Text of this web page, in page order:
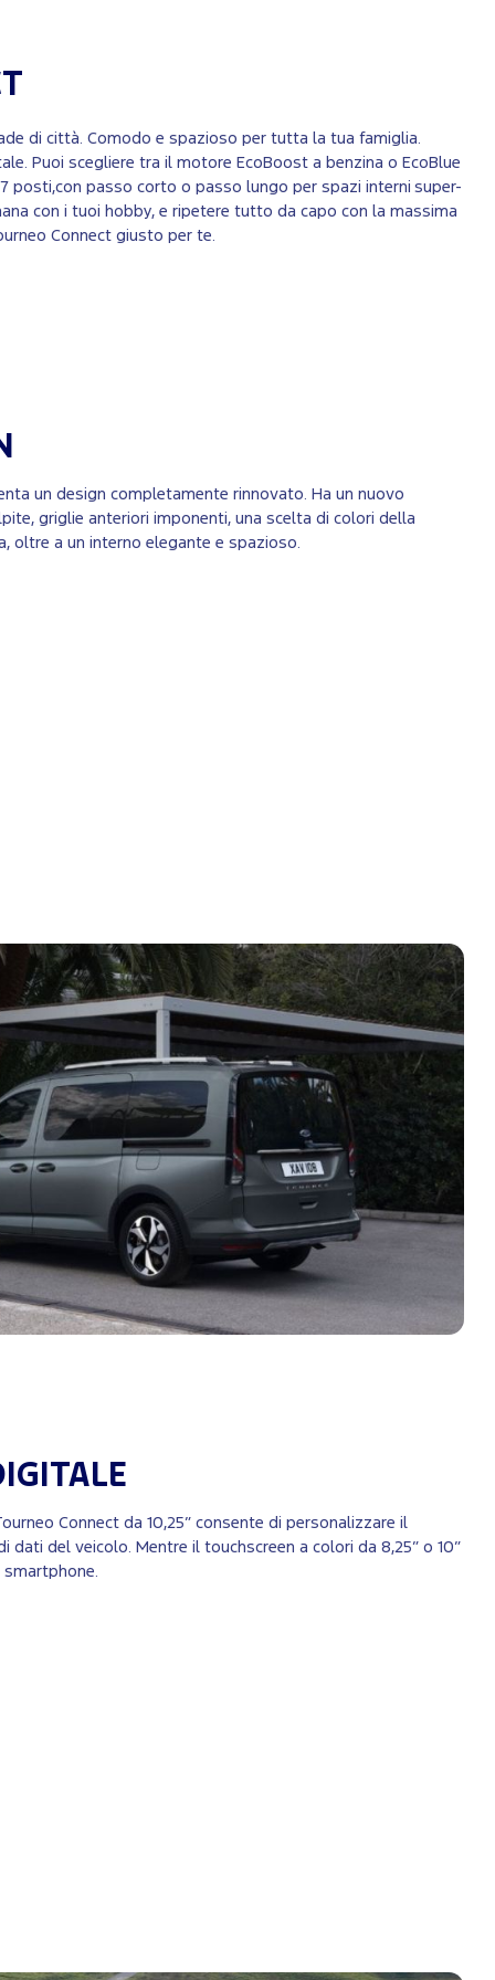
di città. Comodo e spazioso per tutta la tua famiglia.
Puoi scegliere tra il motore EcoBoost a benzina o EcoBlue
posti,con passo corto o passo lungo per spazi interni super-
con i tuoi hobby, e ripetere tutto da capo con la massima
Connect giusto per te.
un design completamente rinnovato. Ha un nuovo
griglie anteriori imponenti, una scelta di colori della
oltre a un interno elegante e spazioso.
Connect da 10,25” consente di personalizzare il
dati del veicolo. Mentre il touchscreen a colori da 8,25” o 10”